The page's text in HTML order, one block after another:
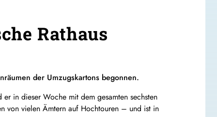
Rathaus
der Umzugskartons begonnen.
in dieser Woche mit dem gesamten sechsten
von vielen Ämtern auf Hochtouren – und ist in